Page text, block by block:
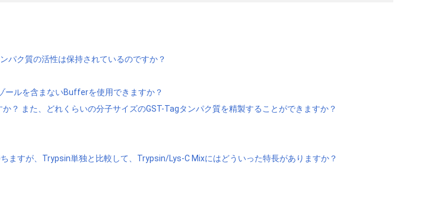
パク質の活性は保持されているのですか？
ールを含まないBufferを使用できますか？
また、どれくらいの分子サイズのGST-Tagタンパク質を精製することができますか？
ますが、Trypsin単独と比較して、Trypsin/Lys-C Mixにはどういった特長がありますか？